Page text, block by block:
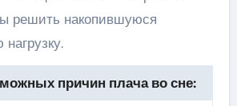
решить накопившуюся
причин плача во сне: